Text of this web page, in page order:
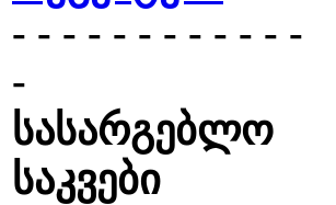
- - - - - - - - - - - -
-
სასარგებლო
საკვები